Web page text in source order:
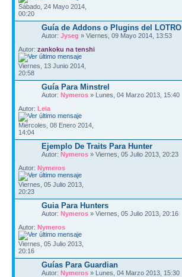
Sábado, 24 Mayo 2014,
00:20
Guía de Addons o Plugins del LOTRO
Autor: Jyseg » Viernes, 09 Mayo 2014, 13:53
Autor: zankoku na tenshi
Viernes, 13 Junio 2014,
20:58
Guía Para Minstrel
Autor: Nymeros » Lunes, 04 Marzo 2013, 15:40
Autor: Leia
Miércoles, 08 Enero 2014,
14:04
Ejemplo De Traits Para Hunter
Autor: Nymeros » Viernes, 05 Julio 2013, 20:23
Autor: Nymeros
Viernes, 05 Julio 2013,
20:23
Guia Para Hunters
Autor: Nymeros » Viernes, 05 Julio 2013, 20:16
Autor: Nymeros
Viernes, 05 Julio 2013,
20:16
Guías Para Guardian
Autor: Nymeros » Lunes, 04 Marzo 2013, 15:30